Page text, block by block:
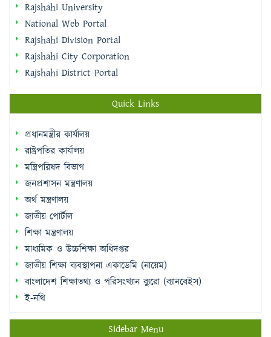
Rajshahi University
National Web Portal
Rajshahi Division Portal
Rajshahi City Corporation
Rajshahi District Portal
Quick Links
প্রধানমন্ত্রীর কার্যালয়
রাষ্ট্রপতির কার্যালয়
মন্ত্রিপরিষদ বিভাগ
জনপ্রশাসন মন্ত্রণালয়
অর্থ মন্ত্রণালয়
জাতীয় পোর্টাল
শিক্ষা মন্ত্রণালয়
মাধ্যমিক ও উচ্চশিক্ষা অধিদপ্তর
জাতীয় শিক্ষা ব্যবস্থাপনা একাডেমি (নায়েম)
বাংলাদেশ শিক্ষাতথ্য ও পরিসংখ্যান ব্যুরো (ব্যানবেইস)
ই-নথি
Sidebar Menu